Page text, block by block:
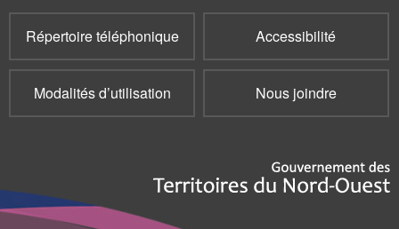
Répertoire téléphonique Accessibilité
Modalités d’utilisation Nous joindre